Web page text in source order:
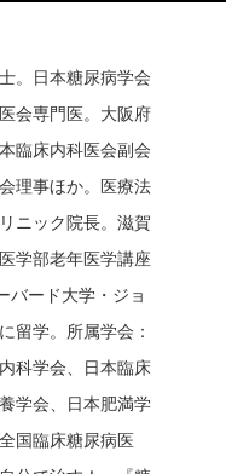
。日本糖尿病学会
会専門医。大阪府
臨床内科医会副会
理事ほか。医療法
ニック 院長。滋賀
学部老年医学講座
バード大学・ジョ
留学。所属学会：
科学会、日本臨床
学会、日本肥満学
国臨床糖尿病医